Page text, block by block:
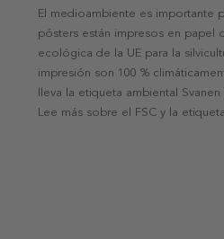
El medioambiente es importante
pósters están impresos en papel
ecológica de la UE para la
impresión son 100 %
lleva la etiqueta ambiental
Lee más sobre el FSC y la